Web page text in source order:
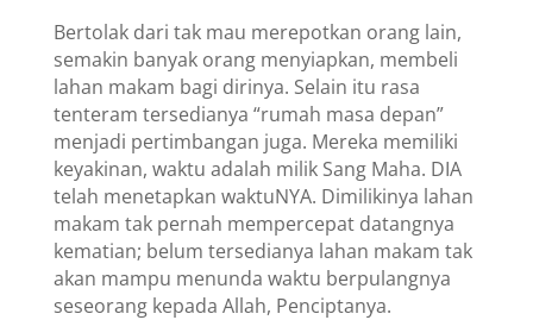
Bertolak dari tak mau merepotkan orang lain,
semakin banyak orang menyiapkan, membeli
lahan makam bagi dirinya. Selain itu rasa
tenteram tersedianya “rumah masa depan”
menjadi pertimbangan juga. Mereka memiliki
keyakinan, waktu adalah milik Sang Maha. DIA
telah menetapkan waktuNYA. Dimilikinya lahan
makam tak pernah mempercepat datangnya
kematian; belum tersedianya lahan makam tak
akan mampu menunda waktu berpulangnya
seseorang kepada Allah, Penciptanya.